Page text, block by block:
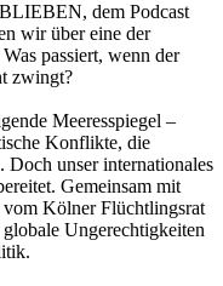
dem Podcast
wir über eine der
passiert, wenn der
zwingt?
Meeresspiegel –
Konflikte, die
unser internationales
Gemeinsam mit
Kölner Flüchtlingsrat
Ungerechtigkeiten